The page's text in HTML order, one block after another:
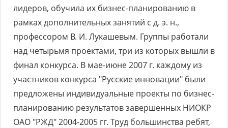
лидеров, обучила их бизнес-планированию в
рамках дополнительных занятий с д. э. н.,
профессором В. И. Лукашевым. Группы работали
над четырьмя проектами, три из которых вышли в
финал конкурса. В мае-июне 2007 г. каждому из
участников конкурса "Русские инновации" были
предложены индивидуальные проекты по бизнес-
планированию результатов завершенных НИОКР
ОАО "РЖД" 2004-2005 гг. Труд большинства ребят,